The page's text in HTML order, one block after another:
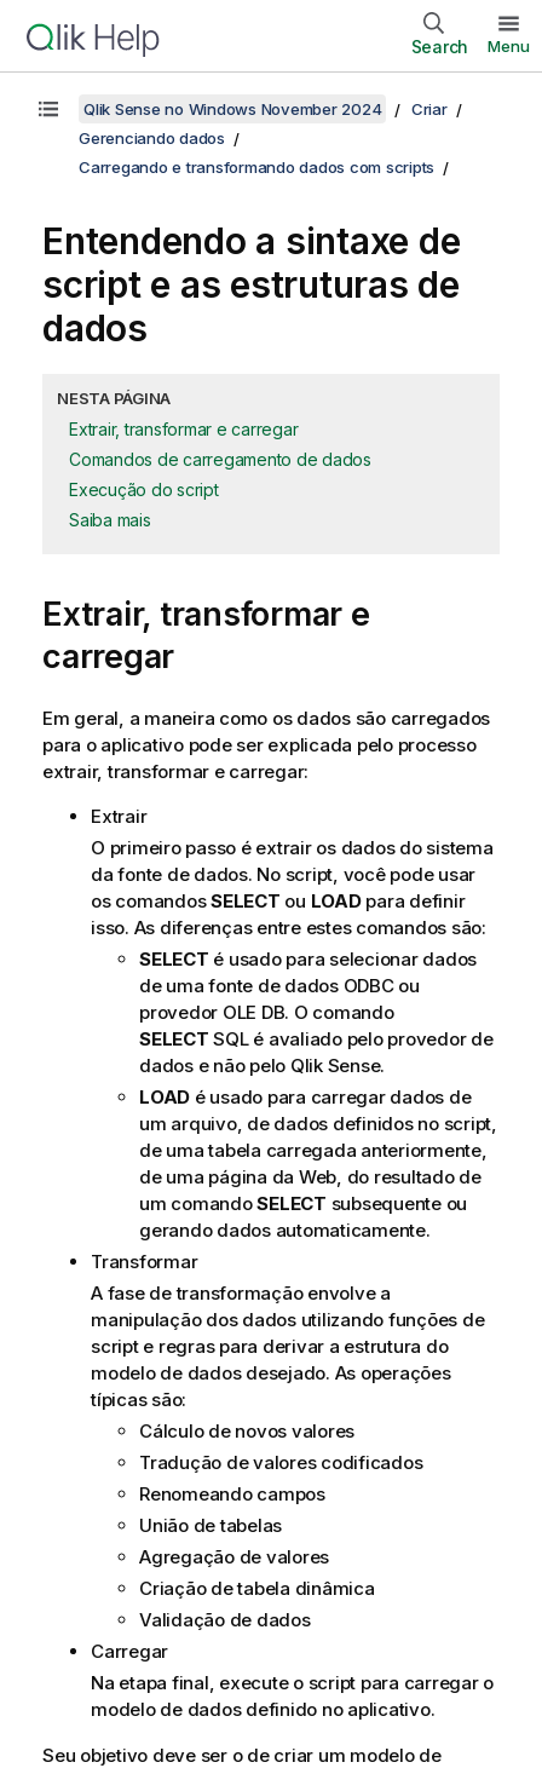
Search Menu
Qlik Sense no Windows November 2024
Criar
Gerenciando dados
Carregando e transformando dados com scripts
Entendendo a sintaxe de
script e as estruturas de
dados
NESTA PÁGINA
Extrair, transformar e carregar
Comandos de carregamento de dados
Execução do script
Saiba mais
Extrair, transformar e
carregar
Em geral, a maneira como os dados são carregados
para o aplicativo pode ser explicada pelo processo
extrair, transformar e carregar:
Extrair
O primeiro passo é extrair os dados do sistema
da fonte de dados. No script, você pode usar
os comandosSELECT ou LOADpara definir
isso. As diferenças entre estes comandos são:
SELECT é usado para selecionar dados
de uma fonte de dados ODBCou
provedor OLE DB. O comando
SELECT SQLé avaliado pelo provedor de
dados e não pelo Qlik Sense.
LOAD é usado para carregar dados de
um arquivo, de dados definidos no script,
de uma tabela carregada anteriormente,
de uma página da Web, do resultado de
um comandoSELECT subsequente ou
gerando dados automaticamente.
Transformar
A fase de transformação envolve a
manipulação dos dados utilizando funções de
script e regras para derivar a estrutura do
modelo de dados desejado. As operações
típicas são:
Cálculo de novos valores
Tradução de valores codificados
Renomeando campos
União de tabelas
Agregação de valores
Criação de tabela dinâmica
Validação de dados
Carregar
Na etapa final, execute o script para carregar o
modelo de dados definido no aplicativo.
Seu objetivo deve ser o de criar um modelo de